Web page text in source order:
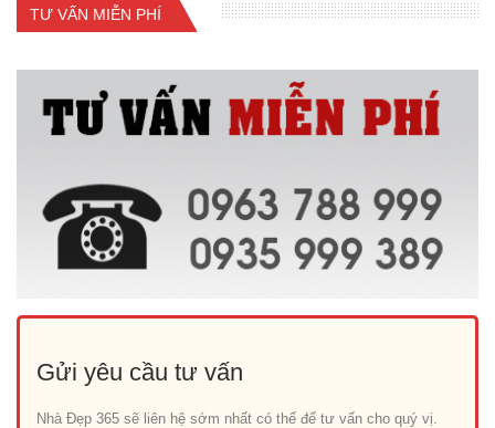
TƯ VẤN MIỄN PHÍ
Gửi yêu cầu tư vấn
Nhà Đẹp 365 sẽ liên hệ sớm nhất có thể để tư vấn cho quý vị.